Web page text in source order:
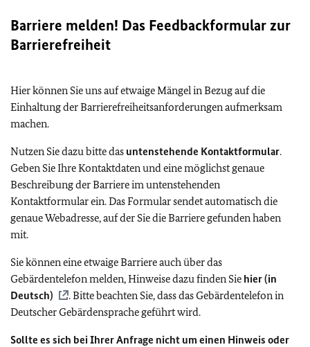
Barriere melden! Das Feedbackformular zur
Barrierefreiheit
Hier können Sie uns auf etwaige Mängel in Bezug auf die
Einhaltung der Barrierefreiheitsanforderungen aufmerksam
machen.
Nutzen Sie dazu bitte das untenstehende Kontaktformular.
Geben Sie Ihre Kontaktdaten und eine möglichst genaue
Beschreibung der Barriere im untenstehenden
Kontaktformular ein. Das Formular sendet automatisch die
genaue Webadresse, auf der Sie die Barriere gefunden haben
mit.
Sie können eine etwaige Barriere auch über das
Gebärdentelefon melden, Hinweise dazu finden Sie hier (in
Deutsch)
. Bitte beachten Sie, dass das Gebärdentelefon in
Deutscher Gebärdensprache geführt wird.
Sollte es sich bei Ihrer Anfrage nicht um einen Hinweis oder